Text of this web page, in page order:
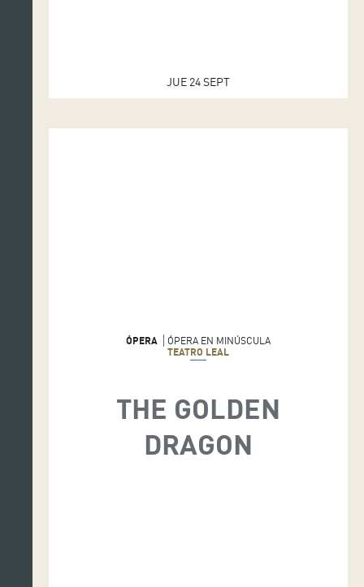
JUE 24 SEPT
ÓPERA
ÓPERA EN MINÚSCULA
TEATRO LEAL
THE GOLDEN
DRAGON